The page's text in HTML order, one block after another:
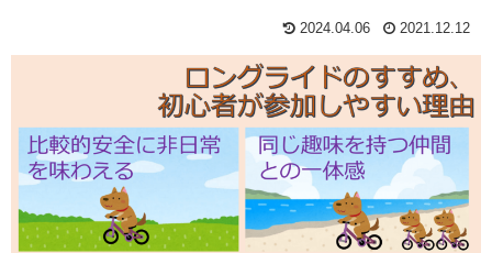
2024.04.06 2021.12.12